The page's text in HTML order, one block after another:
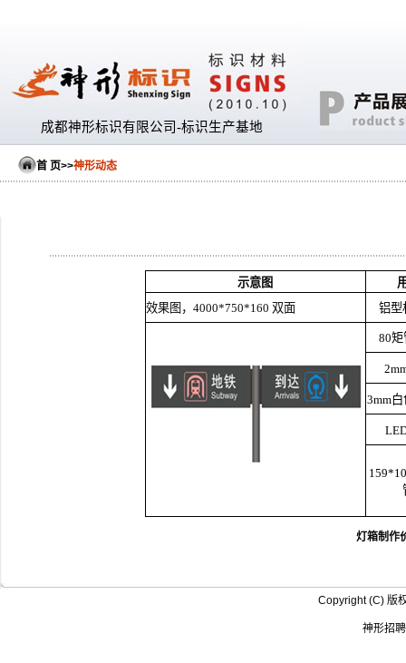
成都神形标识有限公司-标识生产基地
首 页>>神形动态
示意图
效果图， 4000*750*160 双面 铝型
80矩
3mm白
灯箱制作
Copyright (C) 版
神形招聘